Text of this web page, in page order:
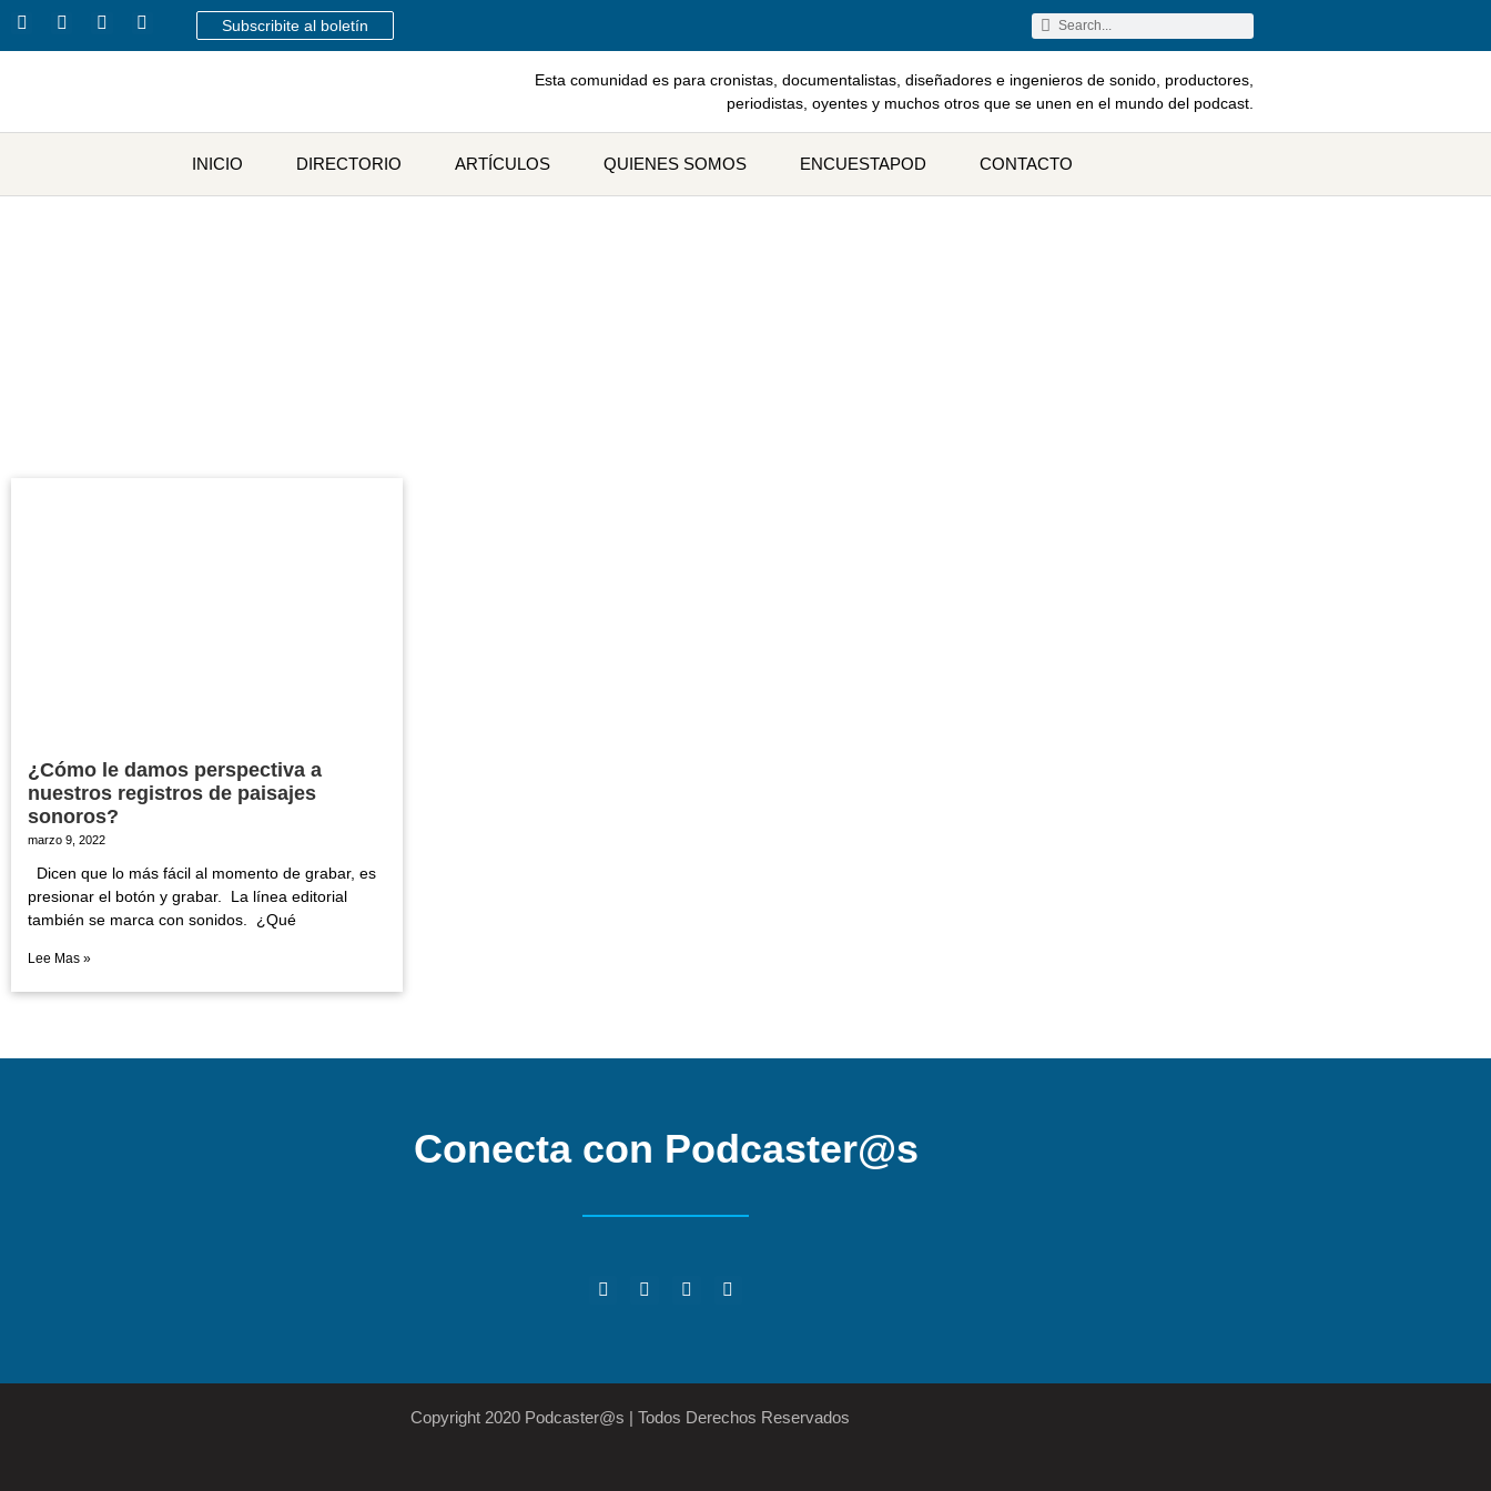
Subscribite al boletín
Esta comunidad es para cronistas, documentalistas, diseñadores e ingenieros de sonido, productores,
periodistas, oyentes y muchos otros que se unen en el mundo del podcast.
INICIO DIRECTORIO ARTÍCULOS QUIENES SOMOS ENCUESTAPOD CONTACTO
¿Cómo le damos perspectiva a
nuestros registros de paisajes
sonoros?
marzo 9, 2022
Dicen que lo más fácil al momento de grabar, es
presionar el botón y grabar. La línea editorial
también se marca con sonidos. ¿Qué
Lee Mas »
Conecta con Podcaster@s
Copyright 2020 Podcaster@s | Todos Derechos Reservados